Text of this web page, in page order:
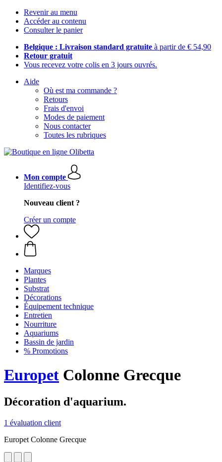
Revenir au menu
Accéder au contenu
Consulter le panier
Belgique : Livraison standard gratuite à partir de € 54,90
Retour gratuit
Vous recevez votre colis en 3 jours ouvrés.
Aide
Où est ma commande ?
Retours
Frais d'envoi
Modes de paiement
Nous contacter
Toutes les rubriques
Mon compte
Identifiez-vous
Nouveau client ?
Créer un compte
Marques
Plantes
Substrat
Décorations
Équipement technique
Entretien
Nourriture
Aquariums
Bassin de jardin
% Promotions
Europet Colonne Grecque
Décoration d'aquarium.
1 évaluation client
Europet Colonne Grecque